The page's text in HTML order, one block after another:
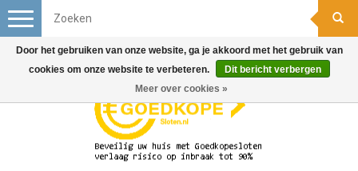
Toggle
navigation
Door het gebruiken van onze website, ga je akkoord met het gebruik van
cookies om onze website te verbeteren.
Dit bericht verbergen
Meer over cookies »